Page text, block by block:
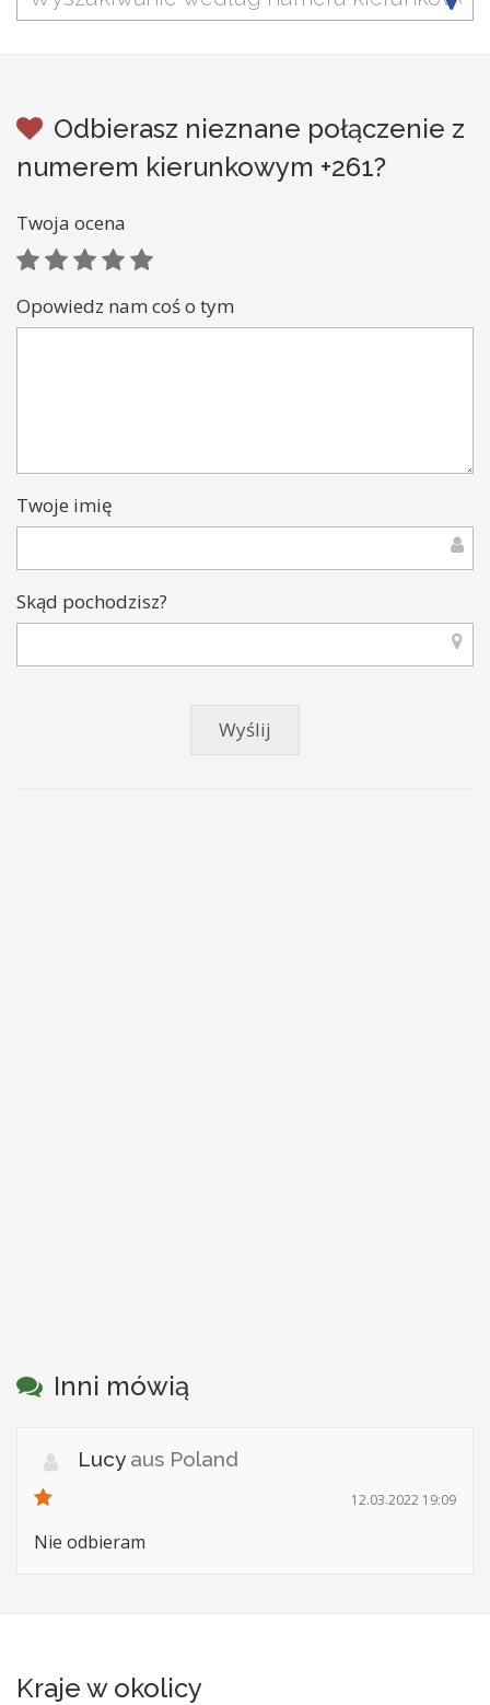
Odbierasz nieznane połączenie z
numerem kierunkowym +261?
Twoja ocena
Opowiedz nam coś o tym
Twoje imię
Skąd pochodzisz?
Inni mówią
Lucy aus Poland
12.03.2022 19:09
Nie odbieram
Kraje w okolicy